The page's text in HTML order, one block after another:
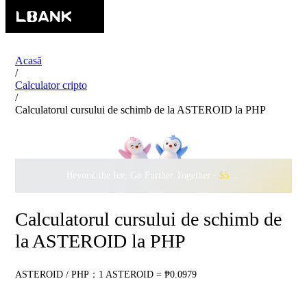
Acasă
/
Calculator cripto
/
Calculatorul cursului de schimb de la ASTEROID la PHP
Beyond the Ice, Go Further Together · $500,000
Calculatorul cursului de schimb de
la ASTEROID la PHP
ASTEROID / PHP：1 ASTEROID = ₱0.0979